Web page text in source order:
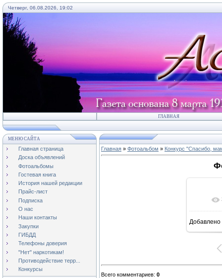
Четверг, 06.08.2026, 19:02
ГЛАВНАЯ
МЕНЮ САЙТА
Главная страница
Доска объявлений
Фотоальбомы
Гостевая книга
История нашей редакции
Прайс-лист
Подписка
О нас
Наши контакты
Закупки
ГИБДД
Телефоны доверия
"Нет" наркотикам!
Противодействие терр...
Конкурсы
Главная » Фотоальбом » Конкурс "Спасибо,
Добавлено
Всего комментариев: 0